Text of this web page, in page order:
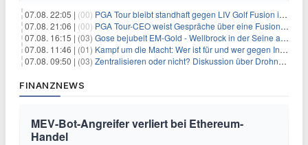
07.08. 22:05 | (00) PGA Tour bleibt standhaft gegen LIV Golf Fusion in einem sich wandelnden Sportumfeld
07.08. 21:06 | (00) PGA Tour-CEO weist Gespräche über eine Fusion mit LIV Golf zurück und bekräftigt die Wettbewerbslandschaft
07.08. 16:15 | (03) Gose bejubelt EM-Gold - Wellbrock in der Seine ausgebremst
07.08. 11:46 | (01) Kampf um die Macht: Wer ist für und wer gegen Infantino?
07.08. 09:50 | (03) Zentralisieren oder nicht? Diskussion über Drohnenabwehr
FINANZNEWS
MEV-Bot-Angreifer verliert bei Ethereum-
Handel